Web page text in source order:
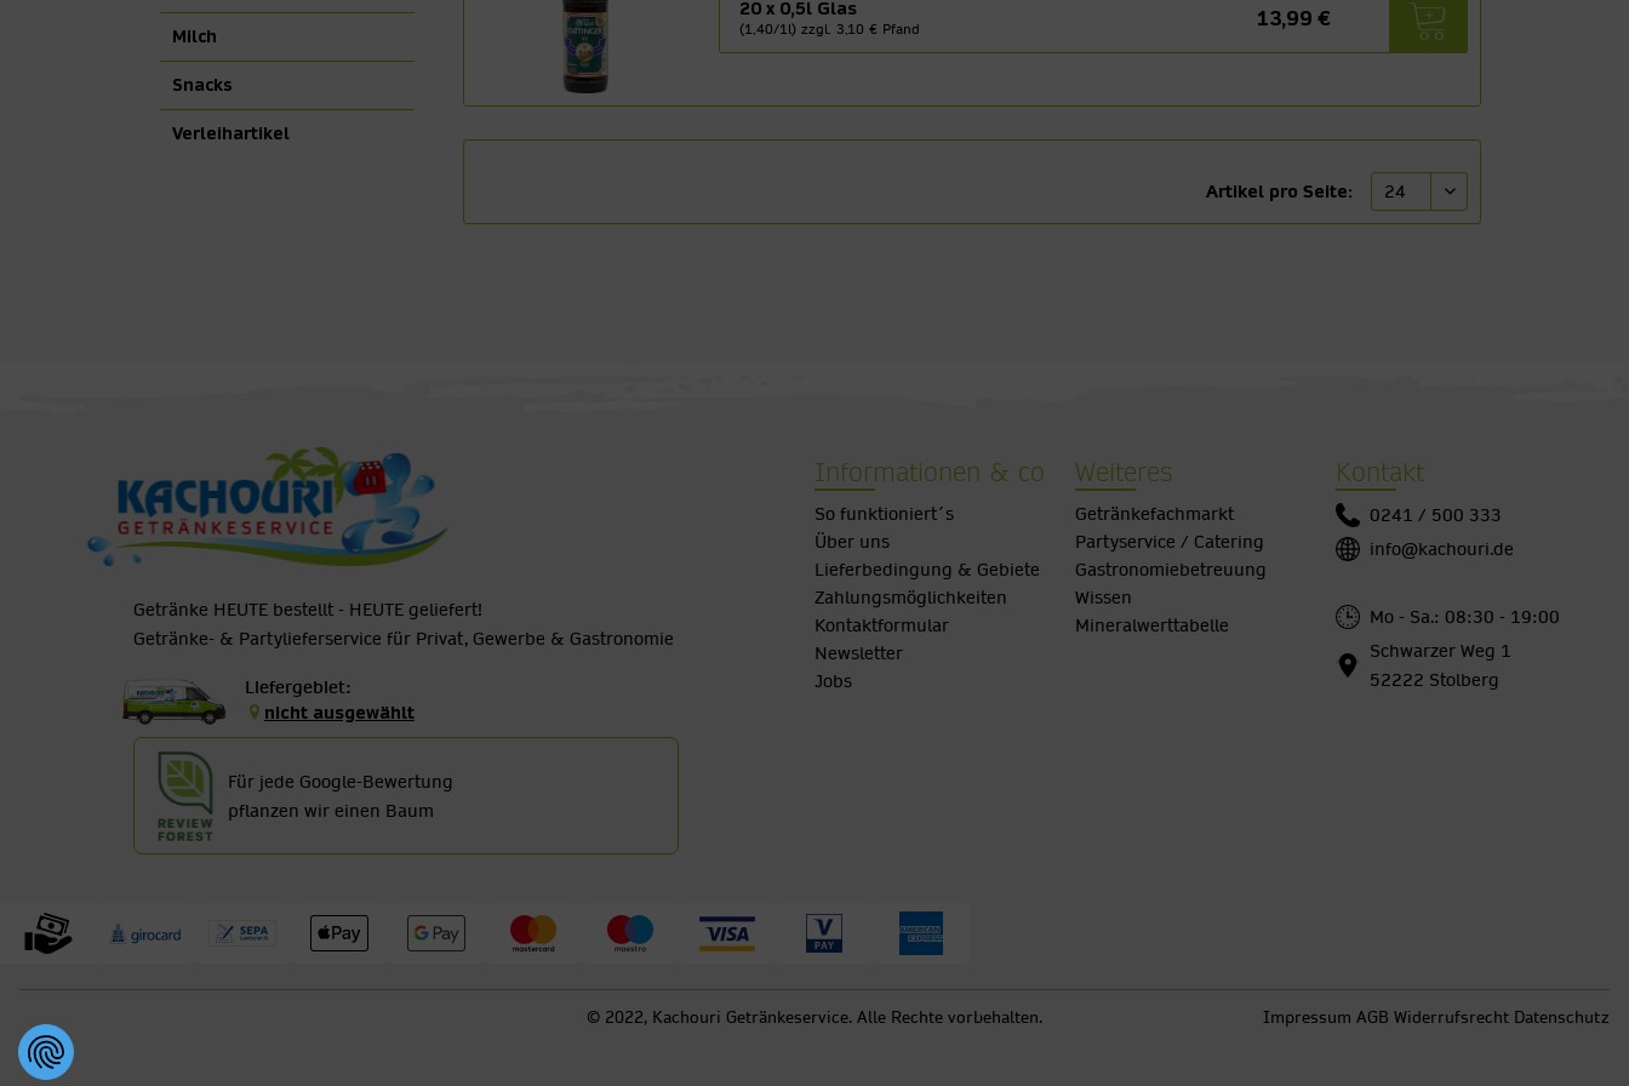
Milch
Snacks
Verleihartikel
20 x 0,5l Glas
(1,40/1l) zzgl. 3,10 € Pfand 13,99 €
Artikel pro Seite:
Getränke HEUTE bestellt - HEUTE geliefert!
Getränke- & Partylieferservice für Privat, Gewerbe & Gastronomie
Liefergebiet:
nicht ausgewählt
Für jede Google-Bewertung
pflanzen wir einen Baum
Informationen & co
So funktioniert´s
Über uns
Lieferbedingung & Gebiete
Zahlungsmöglichkeiten
Kontaktformular
Newsletter
Jobs
Weiteres
Getränkefachmarkt
Partyservice / Catering
Gastronomiebetreuung
Wissen
Mineralwerttabelle
Kontakt
0241 / 500 333
info@kachouri.de
Mo - Sa.: 08:30 - 19:00
Schwarzer Weg 1
52222 Stolberg
© 2022, Kachouri Getränkeservice. Alle Rechte vorbehalten. Impressum AGB Widerrufsrecht Datenschutz